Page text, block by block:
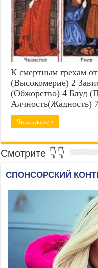
К смертным грехам
(Высокомерие) 2
(Обжорство) 4 Блуд
Алчность(Жадность)
Читать далее »
Смотрите 👇👇